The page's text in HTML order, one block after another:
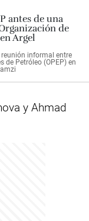
reunión informal entre
de Petróleo (OPEP) en
y Ahmad